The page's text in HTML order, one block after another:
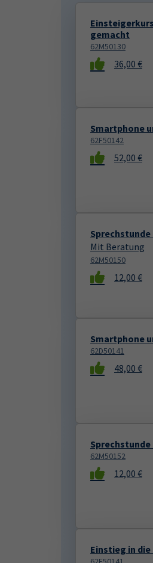
gemacht
62M50130
36,00 €
Smartphone
62F50142
52,00 €
Mit Beratung
62M50150
12,00 €
Smartphone
62D50141
48,00 €
62M50152
12,00 €
Einstieg in